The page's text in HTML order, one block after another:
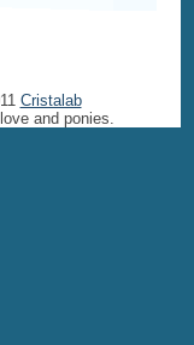
Cristalab
and ponies.